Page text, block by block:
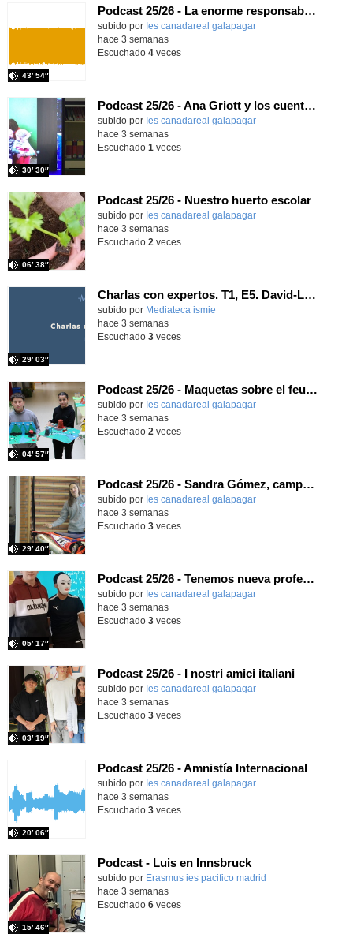
Podcast 25/26 - La enorme responsabilidad de ser juez
subido por Ies canadareal galapagar
43′ 54″
-
hace 3 semanas
Escuchado 4veces
Podcast 25/26 - Ana Griott y los cuentos de las voces olvidadas
subido por Ies canadareal galapagar
30′ 30″
-
hace 3 semanas
Escuchado 1 veces
Podcast 25/26 - Nuestro huerto escolar
subido por Ies canadareal galapagar
06′ 38″
-
hace 3 semanas
Escuchado 2 veces
Charlas con expertos. T1, E5. David-Li Ilundáin Reviriego
subido por Mediateca ismie
29′ 03″
hace 3 semanas
Escuchado 3veces
Podcast 25/26 - Maquetas sobre el feudalismo
subido por Ies canadareal galapagar
04′ 57″
-
hace 3 semanas
Escuchado 2 veces
Podcast 25/26 - Sandra Gómez, campeona de Enduro
subido por Ies canadareal galapagar
29′ 40″
-
hace 3 semanas
Escuchado 3veces
Podcast 25/26 - Tenemos nueva profesora de Griego ¿Conoces a María Eugenia?
subido por Ies canadareal galapagar
05′ 17″
-
hace 3 semanas
Escuchado 3veces
Podcast 25/26 - I nostri amici italiani
subido por Ies canadareal galapagar
03′ 19″
-
hace 3 semanas
Escuchado 3veces
Podcast 25/26 - Amnistía Internacional
subido por Ies canadareal galapagar
20′ 06″
-
hace 3 semanas
Escuchado 3veces
Podcast - Luis en Innsbruck
subido por Erasmus ies pacifico madrid
15′ 46″
hace 3 semanas
Escuchado 6veces